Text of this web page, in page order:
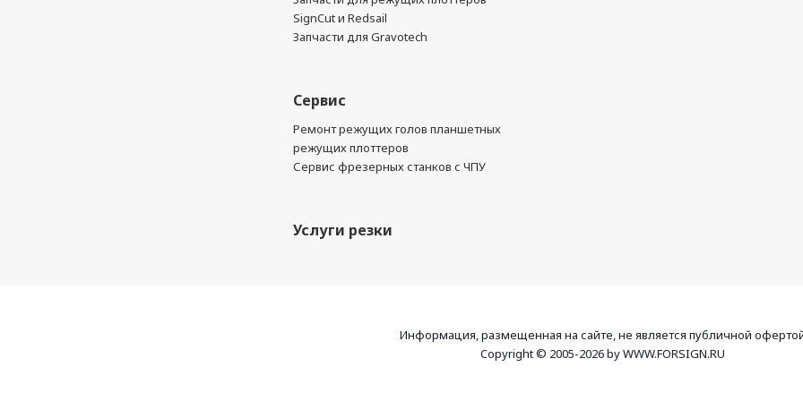
SignCut и Redsail
Запчасти для Gravotech
Сервис
Ремонт режущих голов планшетных
режущих плоттеров
Сервис фрезерных станков с ЧПУ
Услуги резки
Информация, размещенная на сайте, не является публичной
Copyright © 2005-2026 by WWW.FORSIGN.RU